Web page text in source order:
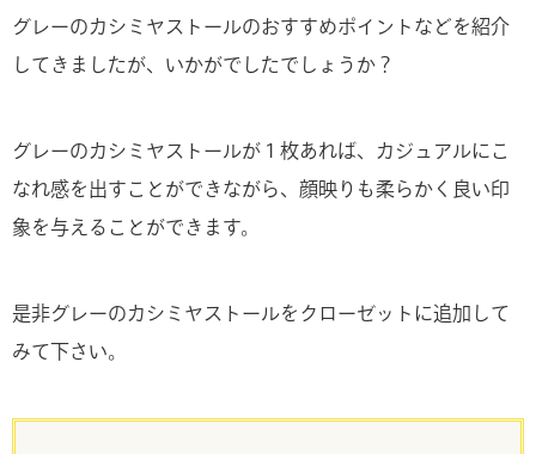
グレーのカシミヤストールのおすすめポイントなどを紹介
してきましたが、いかがでしたでしょうか？
グレーのカシミヤストールが１枚あれば、カジュアルにこ
なれ感を出すことができながら、顔映りも柔らかく良い印
象を与えることができます。
是非グレーのカシミヤストールをクローゼットに追加して
みて下さい。